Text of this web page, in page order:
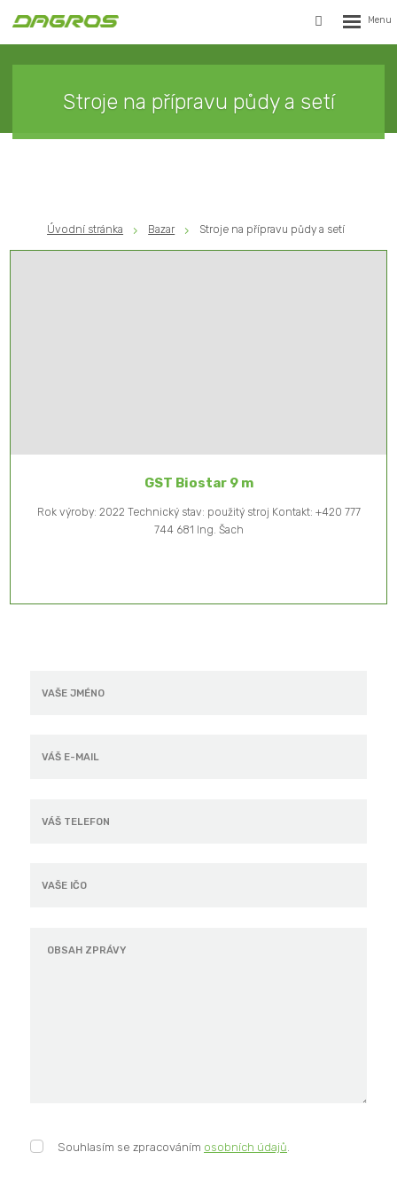
Vyhledávání
Stroje na přípravu půdy a setí
Úvodní stránka Bazar Stroje na přípravu půdy a setí
GST Biostar 9 m
Rok výroby: 2022 Technický stav: použitý stroj Kontakt: +420 777
744 681 Ing. Šach
SouhlasímSouhlasím se zpracováním osobních údajů.